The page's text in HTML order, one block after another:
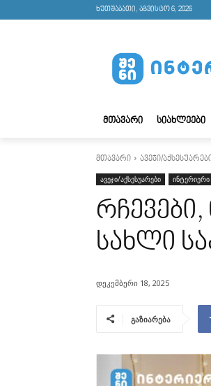
ხუთშაბათი, აგვისტო 6, 2026
ᲛᲗᲐᲕᲐᲠᲘ ᲡᲘᲐᲮᲚᲔᲔᲑᲘ
მთავარი ავეჯი/
ავეჯი/აქსესუარები ინტერიერი
სახლი
დეკემბერი 18, 2025
გაზიარება